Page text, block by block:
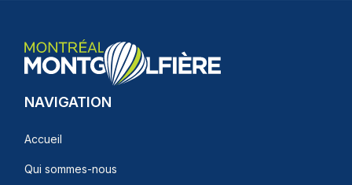
NAVIGATION
Accueil
Qui sommes-nous